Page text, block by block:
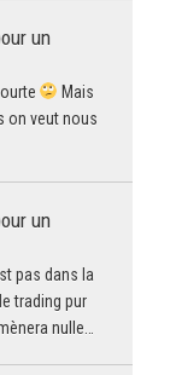
un
Mais
on veut nous
un
pas dans la
trading pur
nulle…